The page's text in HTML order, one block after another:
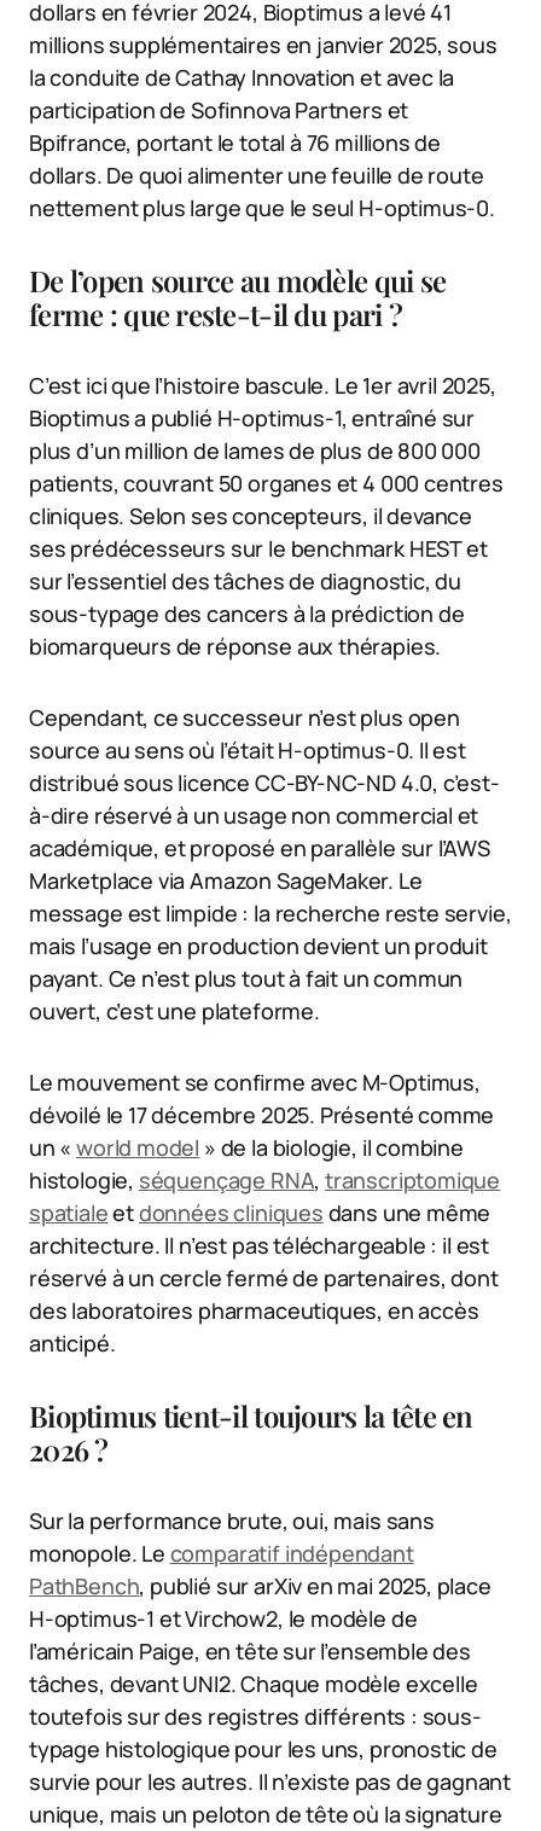
dollars en février 2024, Bioptimus a levé 41
millions supplémentaires en janvier 2025, sous
la conduite de Cathay Innovation et avec la
participation de Sofinnova Partners et
Bpifrance, portant le total à 76 millions de
dollars. De quoi alimenter une feuille de route
nettement plus large que le seul H-optimus-0.
De l’open source au modèle qui se
ferme : que reste-t-il du pari ?
C’est ici que l’histoire bascule. Le 1er avril 2025,
Bioptimus a publié H-optimus-1, entraîné sur
plus d’un million de lames de plus de 800 000
patients, couvrant 50 organes et 4 000 centres
cliniques. Selon ses concepteurs, il devance
ses prédécesseurs sur le benchmark HEST et
sur l’essentiel des tâches de diagnostic, du
sous-typage des cancers à la prédiction de
biomarqueurs de réponse aux thérapies.
Cependant, ce successeur n’est plus open
source au sens où l’était H-optimus-0. Il est
distribué sous licence CC-BY-NC-ND 4.0, c’est-
à-dire réservé à un usage non commercial et
académique, et proposé en parallèle sur l’AWS
Marketplace via Amazon SageMaker. Le
message est limpide : la recherche reste servie,
mais l’usage en production devient un produit
payant. Ce n’est plus tout à fait un commun
ouvert, c’est une plateforme.
Le mouvement se confirme avec M-Optimus,
dévoilé le 17 décembre 2025. Présenté comme
un «world model » de la biologie, il combine
histologie, séquençage RNA, transcriptomique
spatialeetdonnées cliniques dans une même
architecture. Il n’est pas téléchargeable : il est
réservé à un cercle fermé de partenaires, dont
des laboratoires pharmaceutiques, en accès
anticipé.
Bioptimus tient-il toujours la tête en
2026 ?
Sur la performance brute, oui, mais sans
monopole. Le comparatif indépendant
PathBench, publié sur arXiv en mai 2025, place
H-optimus-1 et Virchow2, le modèle de
l’américain Paige, en tête sur l’ensemble des
tâches, devant UNI2. Chaque modèle excelle
toutefois sur des registres différents : sous-
typage histologique pour les uns, pronostic de
survie pour les autres. Il n’existe pas de gagnant
unique, mais un peloton de tête où la signature